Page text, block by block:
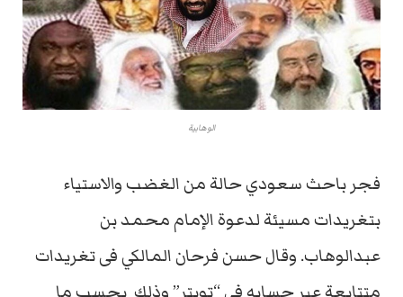
الوهابية
فجر باحث سعودي حالة من الغضب والاستياء
بتغريدات مسيئة لدعوة الإمام محمد بن
عبدالوهاب. وقال حسن فرحان المالكي فى تغريدات